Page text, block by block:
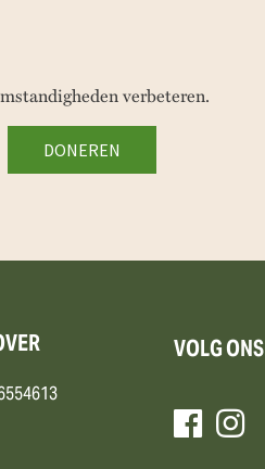
verbeteren.
VOLG ONS